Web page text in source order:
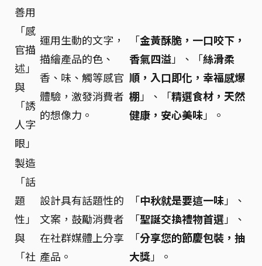
善用
「感
官描
述」
與
「誘
人字
眼」
運用生動的文字，
描繪產品的色、
香、味、觸等感官
體驗，激發消費者
的想像力。
「金黃酥脆，一口咬下，
香氣四溢」、「絲滑柔
順，入口即化，幸福感爆
棚 」、「精選食材，天然
健康，安心美味」。
製造
「話
題
性」
與
「社
設計具有話題性的
文案，鼓勵消費者
在社群媒體上分享
產品。
「中秋就是要這一味」、
「聖誕交換禮物首選 」、
「分享您的節慶包裝，抽
大獎」。